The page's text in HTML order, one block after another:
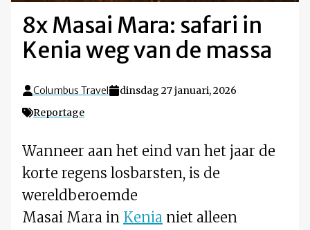
8x Masai Mara: safari in
Kenia weg van de massa
Columbus Travel
dinsdag 27 januari, 2026
Reportage
Wanneer aan het eind van het jaar de
korte regens losbarsten, is de
wereldberoemde
Masai Mara in Kenia niet alleen